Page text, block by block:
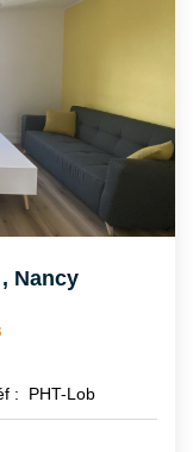
, Nancy
: PHT-Lob